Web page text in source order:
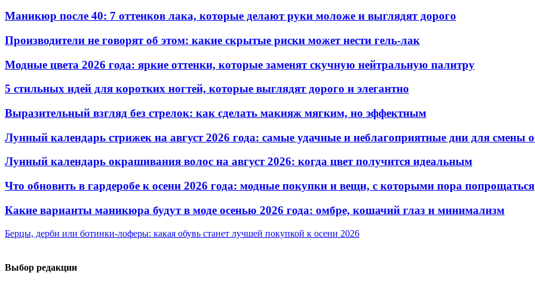
Маникюр после 40: 7 оттенков лака, которые делают руки моложе и выглядят дорого
Производители не говорят об этом: какие скрытые риски может нести гель-лак
Модные цвета 2026 года: яркие оттенки, которые заменят скучную нейтральную палитру
5 стильных идей для коротких ногтей, которые выглядят дорого и элегантно
Выразительный взгляд без стрелок: как сделать макияж мягким, но эффектным
Лунный календарь стрижек на август 2026 года: самые удачные и неблагоприятные дни для смены
Лунный календарь окрашивания волос на август 2026: когда цвет получится идеальным
Что обновить в гардеробе к осени 2026 года: модные покупки и вещи, с которыми пора попрощаться
Какие варианты маникюра будут в моде осенью 2026 года: омбре, кошачий глаз и минимализм
Берцы, дерби или ботинки-лоферы: какая обувь станет лучшей покупкой к осени 2026
Выбор редакции